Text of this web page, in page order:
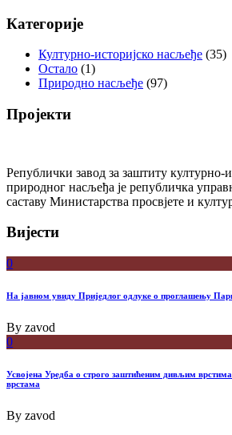
Категорије
Културно-историјско насљеђе (35)
Остало (1)
Природно насљеђе (97)
Пројекти
Републички завод за заштиту културно-
природног насљеђа је републичка
саставу Министарства просвјете и
Вијести
0
На јавном увиду Приједлог oдлуке о проглашењу
By zavod
0
Усвојена Уредба о строго заштићеним дивљим
врстама
By zavod